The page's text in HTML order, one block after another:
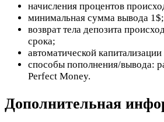
начисления процентов
минимальная сумма вывода 1$;
возврат тела депозита
срока;
автоматической
способы пополнения/вывода:
Perfect Money.
Дополнительная